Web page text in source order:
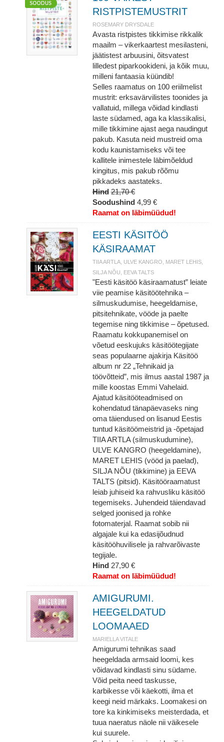
RISTPISTEMUSTRIT
ROSEMARY DRYSDALE
Avasta ristpistes tikkimise rikkalik
maailm – vikerkaartest mesilasteni,
jäätistest arbuusini, õitsvatest
lilledest piparkookideni, ja kõik muu,
milleni fantaasia küündib!
Selles raamatus on 100 eriilmelist
mustrit: erksavärvilistes toonides ja
vallatuid, millega võidad kindlasti
laste südamed, aga ka klassikalisi,
mille tikkimine ajast aega naudingut
pakub. Kasuta neid mustreid oma
kodu kaunistamiseks või tee
kallitele inimestele läbimõeldud
kingitus, mis pakub rõõmu
pikkadeks aastateks.
Hind 21,70 €
Soodushind 4,99 €
Raamat on läbimüüdud!
EESTI KÄSITÖÖ
KÄSIRAAMAT
TIIA ARTLA, ULVE KANGRO, MARET LEHIS,
SILJA NÕU, EEVA TALTS
"Eesti käsitöö käsiraamatust” leiate
viie peamise käsitöötehnika –
silmuskudumise, heegeldamise,
pitsitehnikate, vööde ja paelte
tegemise ning tikkimise – õpetused.
Raamatu kokkupanemisel on
võetud eeskujuks käsitöötegijate
seas populaarne ajakirja Käsitöö
album nr 22 „Tehnikaid ja
töövõtteid”, mis ilmus aastal 1987 ja
mille koostas Emmi Vahelaid.
Ajatud käsitööteadmised on
kohendatud tänapäevaseks ning
oma täiendused on lisanud Eestis
tuntud käsitöömeistrid ja -õpetajad
TIIA ARTLA (silmuskudumine),
ULVE KANGRO (heegeldamine),
MARET LEHIS (vööd ja paelad),
SILJA NÕU (tikkimine) ja EEVA
TALTS (pitsid). Käsitööraamatust
leiab juhiseid ka rahvusliku käsitöö
tegemiseks. Juhendeid täiendavad
selged joonised ja rohke
fotomaterjal. Raamat sobib nii
algajale kui ka edasijõudnud
käsitööhuvilisele ja rahvarõivaste
tegijale.
Hind 27,90 €
Raamat on läbimüüdud!
AMIGURUMI.
HEEGELDATUD
LOOMAAED
MARIELLA VITALE
Amigurumi tehnikas saad
heegeldada armsaid loomi, kes
võidavad kindlasti sinu südame.
Võid peita need taskusse,
karbikesse või käekotti, ilma et
keegi neid märkaks. Loomakesi on
tore ka kinkimiseks meisterdada, et
tuua naeratus näole nii väikesele
kui suurele.